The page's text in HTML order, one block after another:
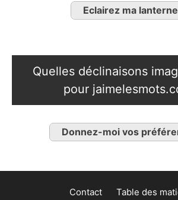
Eclairez ma
Quelles déclinaisons
pour
Donnez-moi vos
Contact Table des